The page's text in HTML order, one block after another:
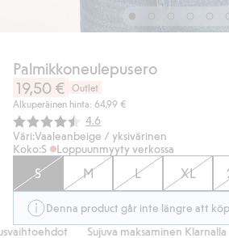
Palmikkoneulepusero
19,50 €
Outlet
Alkuperäinen hinta: 64,99 €
Keskimääräinen luokitus:
4.6
Väri:Vaaleanbeige / yksivärinen
Koko:S Loppuunmyyty verkossa
S M L XL
Denna product går inte längre att
Sujuva maksaminen Klarnalla